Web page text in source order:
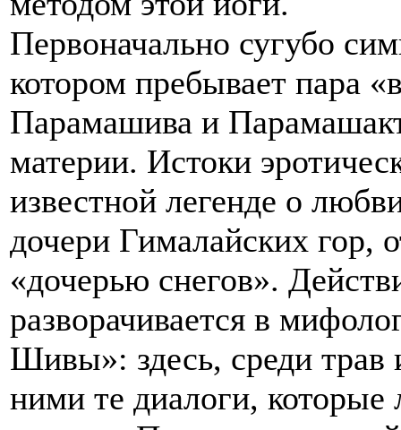
Первоначально сугубо
котором пребывает пара
Парамашива и
материи. Истоки
известной легенде о
дочери Гималайских гор,
«дочерью снегов».
разворачивается в
Шивы»: здесь, среди трав
ними те диалоги, которые